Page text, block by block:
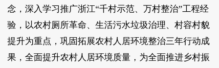
念，深入学习推广浙江“千村示范、万村整治”工程经
验，以农村厕所革命、生活污水垃圾治理、村容村貌
提升为重点，巩固拓展农村人居环境整治三年行动成
果，全面提升农村人居环境质量，为全面推进乡村振